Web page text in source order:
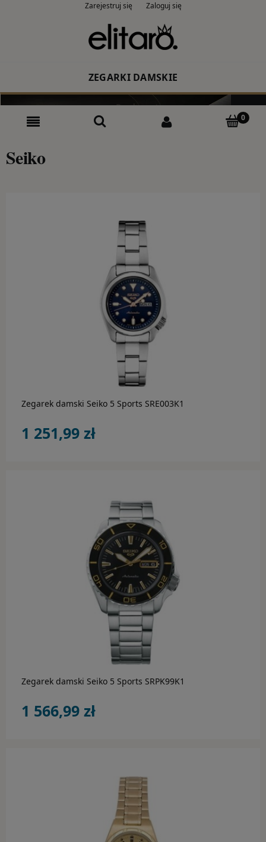
Zarejestruj się Zaloguj się
ZEGARKI DAMSKIE
Producent
OKULARY PRZECIWSŁONECZNE
Guess Factory
Guess by Marciano
Jimmy Choo
Inne marki
Guess
Hugo Boss
Fossil
BIŻUTERIA
Ania Haie
ZEGARKI MĘSKIE
Rodzaj
Kolor
Producent
CASIO
MARKI
Seiko
Zegarek damski Seiko 5 Sports SRE003K1
1 251,99 zł
do koszyka
Zegarek damski Seiko 5 Sports SRPK99K1
1 566,99 zł
do koszyka